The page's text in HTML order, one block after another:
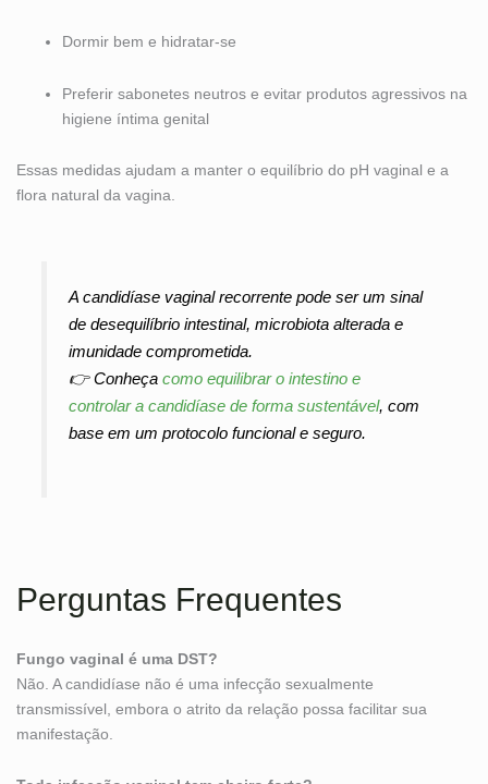
Dormir bem e hidratar-se
Preferir sabonetes neutros e evitar produtos agressivos na
higiene íntima genital
Essas medidas ajudam a manter o equilíbrio do pH vaginal e a
flora natural da vagina.
A candidíase vaginal recorrente pode ser um sinal
de desequilíbrio intestinal, microbiota alterada e
imunidade comprometida.
👉 Conheçacomo equilibrar o intestino e
controlar a candidíase de forma sustentável, com
base em um protocolo funcional e seguro.
Perguntas Frequentes
Fungo vaginal é uma DST?
Não. A candidíase não é uma infecção sexualmente
transmissível, embora o atrito da relação possa facilitar sua
manifestação.